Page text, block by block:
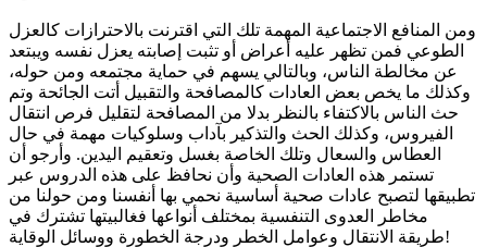
ومن المنافع الاجتماعية المهمة تلك التي اقترنت بالاحترازات كالعزل
الطوعي فمن تظهر عليه أعراض أو تثبت إصابته يعزل نفسه ويبتعد
عن مخالطة الناس، وبالتالي يسهم في حماية مجتمعه ومن حوله،
وكذلك ما يخص بعض العادات كالمصافحة والتقبيل أتت الجائحة وتم
حث الناس بالاكتفاء بالنظر بدلا من المصافحة لتقليل فرص انتقال
الفيروس، وكذلك الحث والتذكير بآداب وسلوكيات مهمة في حال
العطاس والسعال وتلك الخاصة بغسل وتعقيم اليدين. وأرجو أن
تستمر هذه العادات الصحية وأن نحافظ على هذه الدروس عبر
تطبيقها لتصبح عادات صحية أساسية نحمي بها أنفسنا ومن حولنا من
مخاطر العدوى التنفسية بمختلف أنواعها فغالبيتها تشترك في
طريقة الانتقال وعوامل الخطر ودرجة الخطورة ووسائل الوقاية!